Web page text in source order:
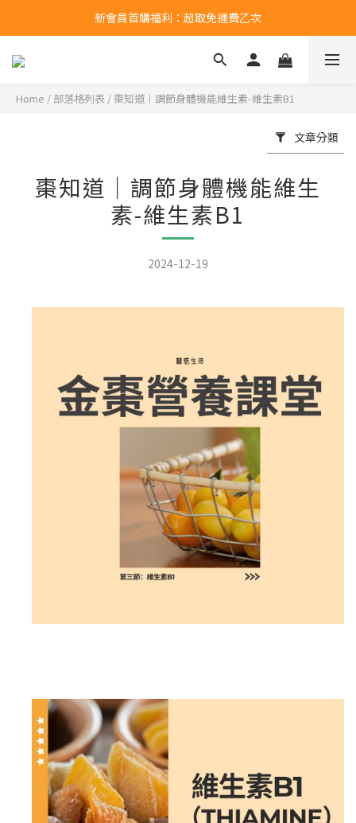
新會員首購福利：超取免運費乙次
新會員首購福利：超取免運費乙次
點擊LINE領取50元購物金
Home / 部落格列表 / 棗知道｜調節身體機能維生素-維生素B1
文章分類
棗知道｜調節身體機能維生
素-維生素B1
2024-12-19